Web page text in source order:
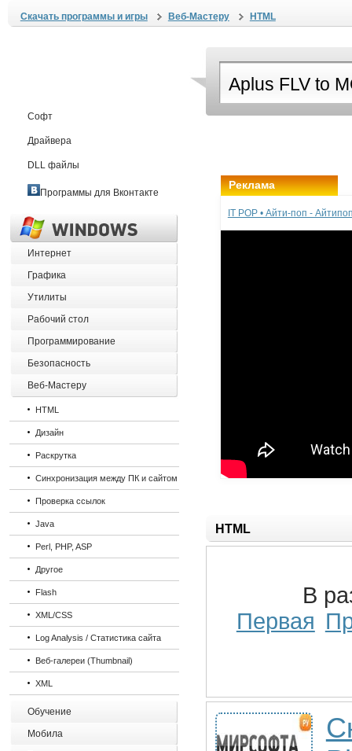
Скачать программы и игры Веб-Мастеру HTML
Софт
Драйвера
DLL файлы
Программы для Вконтакте
Интернет
Графика
Утилиты
Рабочий стол
Программирование
Безопасность
Веб-Мастеру
HTML
Дизайн
Раскрутка
Синхронизация между ПК и сайтом
Проверка ссылок
Java
Perl, PHP, ASP
Другое
Flash
XML/CSS
Log Analysis / Статистика сайта
Веб-галереи (Thumbnail)
XML
Обучение
Мобила
Реклама
IT POP • Айти-поп -
HTML
В
Первая